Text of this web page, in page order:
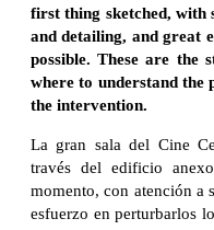
first thing sketched, with
and detailing, and great
possible. These are
where to understand the
the intervention.
La gran sala del Cine
través del edificio
momento, con atención a
esfuerzo en perturbarlos